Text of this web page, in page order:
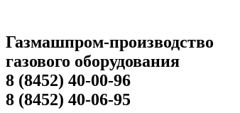
Газмашпром-производство
газового оборудования
8 (8452) 40-00-96
8 (8452) 40-06-95